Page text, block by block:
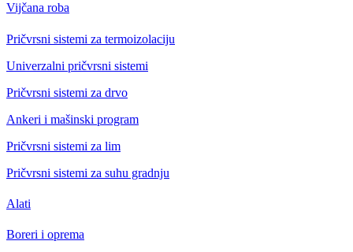
Vijčana roba
Pričvrsni sistemi za termoizolaciju
Univerzalni pričvrsni sistemi
Pričvrsni sistemi za drvo
Ankeri i mašinski program
Pričvrsni sistemi za lim
Pričvrsni sistemi za suhu gradnju
Alati
Boreri i oprema